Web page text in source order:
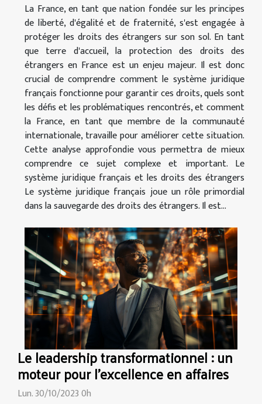
La France, en tant que nation fondée sur les principes
de liberté, d'égalité et de fraternité, s'est engagée à
protéger les droits des étrangers sur son sol. En tant
que terre d'accueil, la protection des droits des
étrangers en France est un enjeu majeur. Il est donc
crucial de comprendre comment le système juridique
français fonctionne pour garantir ces droits, quels sont
les défis et les problématiques rencontrés, et comment
la France, en tant que membre de la communauté
internationale, travaille pour améliorer cette situation.
Cette analyse approfondie vous permettra de mieux
comprendre ce sujet complexe et important. Le
système juridique français et les droits des étrangers
Le système juridique français joue un rôle primordial
dans la sauvegarde des droits des étrangers. Il est...
Le leadership transformationnel : un
moteur pour l'excellence en affaires
Lun. 30/10/2023 0h